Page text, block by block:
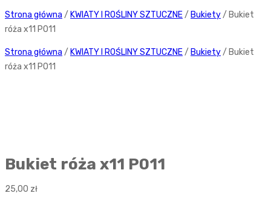
Strona główna / KWIATY I ROŚLINY SZTUCZNE/ Bukiety/ Bukiet
róża x11 P011
Strona główna / KWIATY I ROŚLINY SZTUCZNE/ Bukiety/ Bukiet
róża x11 P011
Bukiet róża x11 P011
25,00 zł